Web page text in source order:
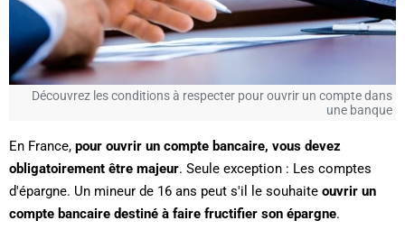
Découvrez les conditions à respecter pour ouvrir un compte dans
une banque
En France, pour ouvrir un compte bancaire, vous devez
obligatoirement être majeur. Seule exception : Les comptes
d'épargne. Un mineur de 16 ans peut s'il le souhaite ouvrir un
compte bancaire destiné à faire fructifier son épargne.